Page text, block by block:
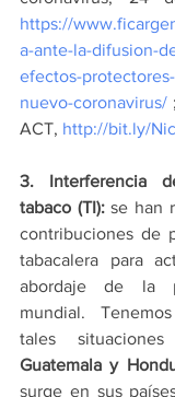
https://
a-ante-la-difusion-
efectos-
nuevo-coronavirus/
ACT, http://bit.ly/
3. Interferencia
tabaco (TI): se han
contribuciones de
tabacalera para
abordaje de la
mundial.
tales
Guatemala y
surge en sus